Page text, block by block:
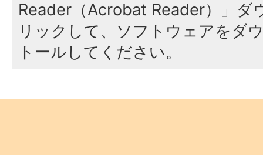
Reader（Acrobat Reader）」ダ
リックして、ソフトウェアをダ
トールしてください。